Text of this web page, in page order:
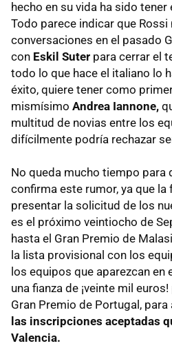
hecho en su vida ha sido
Todo parece indicar que Rossi
conversaciones en el pasado
con Eskil Suter para cerrar el
todo lo que hace el italiano lo
éxito, quiere tener como
mismísimo Andrea Iannone,
multitud de novias entre los
difícilmente podría rechazar
No queda mucho tiempo para
confirma este rumor, ya que la
presentar la solicitud de los
es el próximo veintiocho de
hasta el Gran Premio de
la lista provisional con los
los equipos que aparezcan en
una fianza de ¡veinte mil
Gran Premio de Portugal, para
las inscripciones aceptadas
Valencia.